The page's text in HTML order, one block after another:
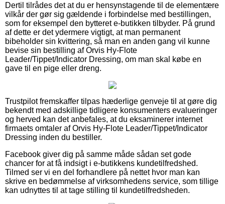
Dertil tilrådes det at du er hensynstagende til de elementære
vilkår der gør sig gældende i forbindelse med bestillingen,
som for eksempel den bytteret e-butikken tilbyder. På grund
af dette er det ydermere vigtigt, at man permanent
bibeholder sin kvittering, så man en anden gang vil kunne
bevise sin bestilling af Orvis Hy-Flote
Leader/Tippet/Indicator Dressing, om man skal købe en
gave til en pige eller dreng.
Trustpilot fremskaffer tilpas hæderlige genveje til at gøre dig
bekendt med adskillige tidligere konsumenters evalueringer
og herved kan det anbefales, at du eksaminerer internet
firmaets omtaler af Orvis Hy-Flote Leader/Tippet/Indicator
Dressing inden du bestiller.
Facebook giver dig på samme måde sådan set gode
chancer for at få indsigt i e-butikkens kundetilfredshed.
Tilmed ser vi en del forhandlere på nettet hvor man kan
skrive en bedømmelse af virksomhedens service, som tillige
kan udnyttes til at tage stilling til kundetilfredsheden.